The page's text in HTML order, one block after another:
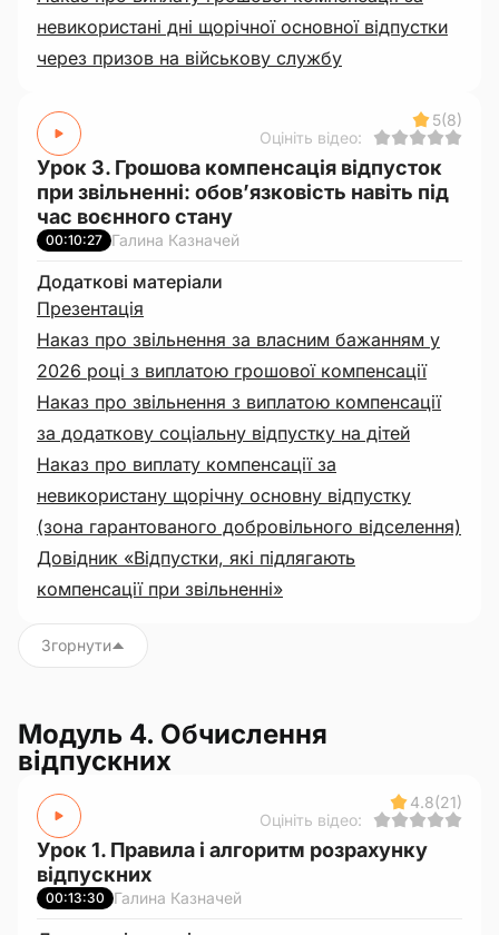
невикористані дні щорічної основної відпустки
через призов на військову службу
5(8)
Оцініть відео:
Урок 3. Грошова компенсація відпусток
при звільненні: обов’язковість навіть під
час воєнного стану
00:10:27 Галина Казначей
Додаткові матеріали
Презентація
Наказ про звільнення за власним бажанням у
2026 році з виплатою грошової компенсації
Наказ про звільнення з виплатою компенсації
за додаткову соціальну відпустку на дітей
Наказ про виплату компенсації за
невикористану щорічну основну відпустку
(зона гарантованого добровільного відселення)
Довідник «Відпустки, які підлягають
компенсації при звільненні»
Згорнути
Модуль 4. Обчислення
відпускних
4.8(21)
Оцініть відео:
Урок 1. Правила і алгоритм розрахунку
відпускних
00:13:30 Галина Казначей